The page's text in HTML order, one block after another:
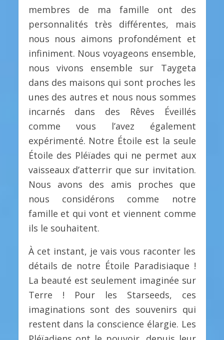
membres de ma famille ont des
personnalités très différentes, mais
nous nous aimons profondément et
infiniment. Nous voyageons ensemble,
nous vivons ensemble sur Taygeta
dans des maisons qui sont proches les
unes des autres et nous nous sommes
incarnés dans des Rêves Éveillés
comme vous l’avez également
expérimenté. Notre Étoile est la seule
Étoile des Pléïades qui ne permet aux
vaisseaux d’atterrir que sur invitation.
Nous avons des amis proches que
nous considérons comme notre
famille et qui vont et viennent comme
ils le souhaitent.
À cet instant, je vais vous raconter les
détails de notre Étoile Paradisiaque !
La beauté est seulement imaginée sur
Terre ! Pour les Starseeds, ces
imaginations sont des souvenirs qui
restent dans la conscience élargie. Les